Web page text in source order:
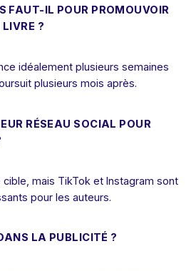
FAUT-IL POUR PROMOUVOIR
?
idéalement plusieurs semaines
plusieurs mois après.
RÉSEAU SOCIAL POUR
mais TikTok et Instagram sont
pour les auteurs.
LA PUBLICITÉ ?